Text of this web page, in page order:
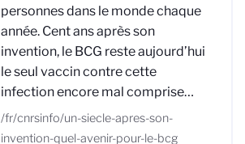
personnes dans le monde chaque
année. Cent ans après son
invention, le BCG reste aujourd’hui
le seul vaccin contre cette
infection encore mal comprise…
/fr/cnrsinfo/un-siecle-apres-son-
invention-quel-avenir-pour-le-bcg